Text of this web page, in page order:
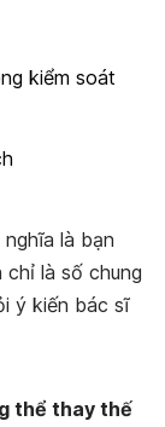
kiểm soát
là bạn
là số chung
ý kiến bác sĩ
thể thay thế